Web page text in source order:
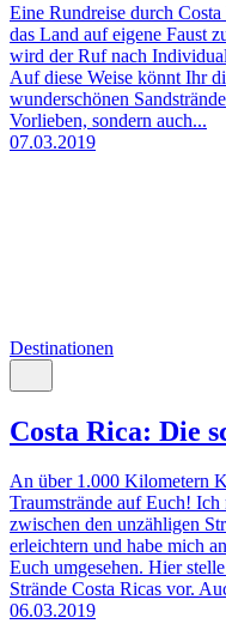
Eine Rundreise durch
das Land auf eigene Faust
wird der Ruf nach
Auf diese Weise könnt Ihr
wunderschönen
Vorlieben, sondern auch...
07.03.2019
Destinationen
Costa Rica: Die
An über 1.000 Kilometern
Traumstrände auf Euch!
zwischen den unzähligen
erleichtern und habe mich
Euch umgesehen. Hier
Strände Costa Ricas vor.
06.03.2019